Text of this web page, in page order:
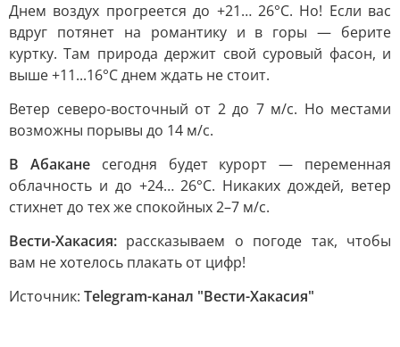
Днем воздух прогреется до +21… 26°C. Но! Если вас
вдруг потянет на романтику и в горы — берите
куртку. Там природа держит свой суровый фасон, и
выше +11...16°C днем ждать не стоит.
Ветер северо-восточный от 2 до 7 м/с. Но местами
возможны порывы до 14 м/с.
В Абаканесегодня будет курорт — переменная
облачность и до +24… 26°C. Никаких дождей, ветер
стихнет до тех же спокойных 2–7 м/с.
Вести-Хакасия: рассказываем о погоде так, чтобы
вам не хотелось плакать от цифр!
Источник: Telegram-канал "Вести-Хакасия"